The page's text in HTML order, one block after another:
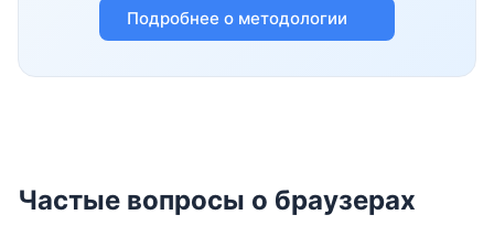
Подробнее о методологии
Частые вопросы о браузерах